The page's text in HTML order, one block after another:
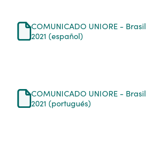
COMUNICADO UNIORE -
2021 (español)
COMUNICADO UNIORE -
2021 (portugués)